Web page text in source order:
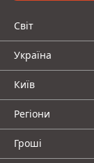
Світ
Україна
Київ
Регіони
Гроші